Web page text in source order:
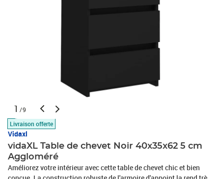
1 /9
Livraison offerte
Vidaxl
vidaXL Table de chevet Noir 40x35x62 5 cm
Aggloméré
Améliorez votre intérieur avec cette table de chevet chic et bien